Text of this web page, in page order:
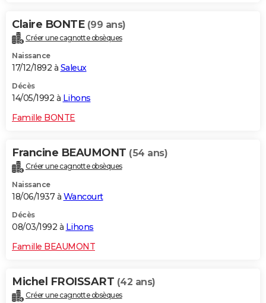
Claire BONTE (99 ans)
Créer une cagnotte obsèques
Naissance
17/12/1892 à Saleux
Décès
14/05/1992 à Lihons
Famille BONTE
Francine BEAUMONT (54 ans)
Créer une cagnotte obsèques
Naissance
18/06/1937 à Wancourt
Décès
08/03/1992 à Lihons
Famille BEAUMONT
Michel FROISSART (42 ans)
Créer une cagnotte obsèques